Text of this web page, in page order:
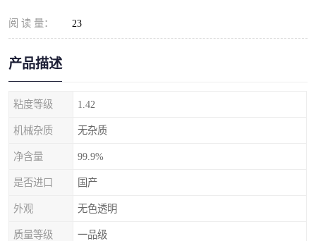
阅 读 量： 23
产品描述
粘度等级 1.42
机械杂质 无杂质
净含量 99.9%
是否进口 国产
外观 无色透明
质量等级 一品级